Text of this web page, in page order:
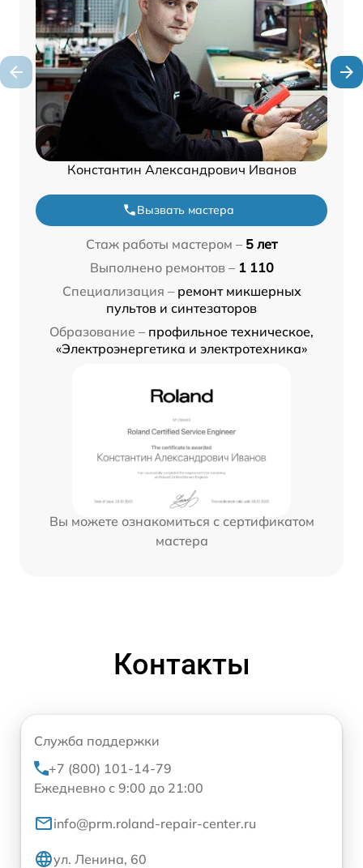
Константин Александрович Иванов
Вызвать мастера
Стаж работы мастером – 5 лет
Выполнено ремонтов – 1 110
Специализация – ремонт микшерных
пультов и синтезаторов
Образование – профильное техническое,
«Электроэнергетика и электротехника»
Вы можете ознакомиться с сертификатом
мастера
Контакты
Служба поддержки
+7 (800) 101-14-79
Ежедневно с 9:00 до 21:00
info@prm.roland-repair-center.ru
ул. Ленина, 60